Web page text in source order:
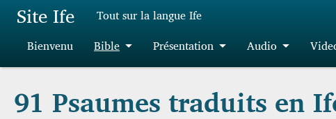
Aller au contenu principal
Site Ife Tout sur la langue Ife
Bienvenu Bible Présentation Audio
91 Psaumes traduits en